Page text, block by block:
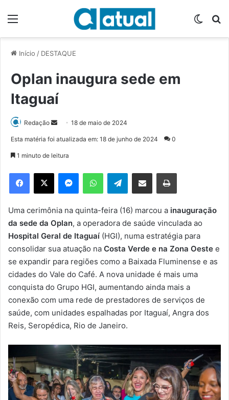
Início / DESTAQUE
Oplan inaugura sede em
Itaguaí
Redação
d
e
m
e
-
m
a
18 de maio de 2024
Esta matéria foi atualizada em: 18 de junho de 2024 0
1 minuto de leitura
Telegram
Uma cerimônia na quinta-feira (16) marcou a inauguração
da sede da Oplan, a operadora de saúde vinculada ao
Hospital Geral de Itaguaí (HGI), numa estratégia para
consolidar sua atuação na Costa Verde e na Zona Oeste e
se expandir para regiões como a Baixada Fluminense e as
cidades do Vale do Café. A nova unidade é mais uma
conquista do Grupo HGI, aumentando ainda mais a
conexão com uma rede de prestadores de serviços de
saúde, com unidades espalhadas por Itaguaí, Angra dos
Reis, Seropédica, Rio de Janeiro.